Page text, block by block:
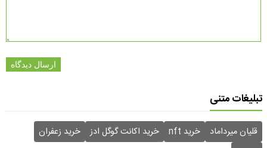
ارسال دیدگاه
تبلیغات متنی
قلیان میرداماد خرید nft خرید اکانت گوگل ادز
خرید زعفران